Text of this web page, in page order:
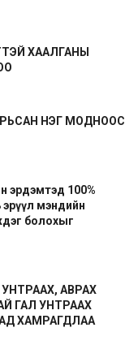
ХААЛГАНЫ
НЭГ МОДНООС
эрдэмтэд 100%
мэндийн
болохыг
АВРАХ
ГАЛ УНТРААХ
ХАМРАГДЛАА